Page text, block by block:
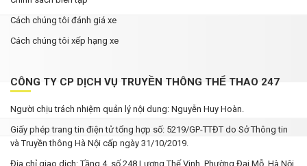
Cách chúng tôi đánh giá xe
Cách chúng tôi xếp hạng xe
CÔNG TY CP DỊCH VỤ TRUYỀN THÔNG THỂ THAO 247
Người chịu trách nhiệm quản lý nội dung: Nguyễn Huy Hoàn.
Giấy phép trang tin điện tử tổng hợp số: 5219/GP-TTĐT do Sở Thông tin
và Truyền thông Hà Nội cấp ngày 31/10/2019.
Địa chỉ giao dịch: Tầng 4, số 248 Lương Thế Vinh, Phường Đại Mỗ, Hà Nội.